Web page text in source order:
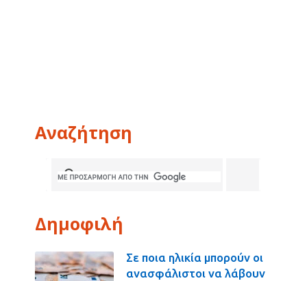
Αναζήτηση
Δημοφιλή
Σε ποια ηλικία μπορούν οι
ανασφάλιστοι να λάβουν